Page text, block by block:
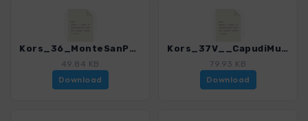
Kors_36_MonteSanPetru_4280_18.gpx
49.84 KB
Download
Kors_37V__CapudiMuru_4280_18.gpx
79.93 KB
Download